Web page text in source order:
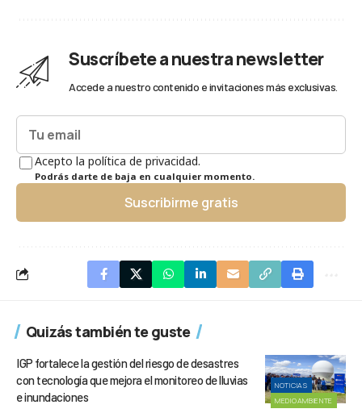
Suscríbete a nuestra newsletter
Accede a nuestro contenido e invitaciones más exclusivas.
Acepto la política de privacidad.
Podrás darte de baja en cualquier momento.
Suscribirme gratis
Quizás también te guste
NOTICIAS
MEDIOAMBIENTE
IGP fortalece la gestión del riesgo de desastres
con tecnología que mejora el monitoreo de lluvias
e inundaciones